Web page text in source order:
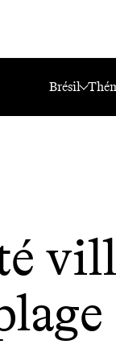
Brésil